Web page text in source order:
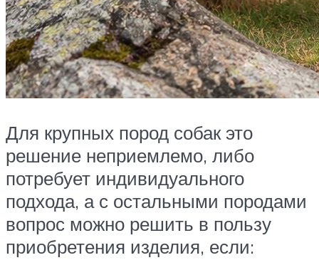
Для крупных пород собак это
решение неприемлемо, либо
потребует индивидуального
подхода, а с остальными породами
вопрос можно решить в пользу
приобретения изделия, если: